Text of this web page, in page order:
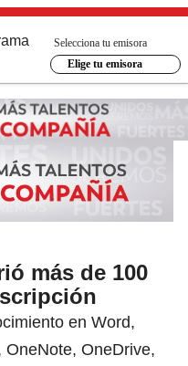
Selecciona tu emisora
Elige tu emisora
más de 100
en Word,
OneDrive,